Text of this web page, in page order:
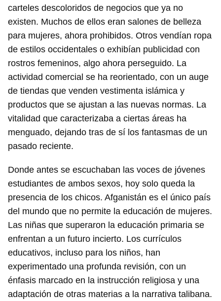
carteles descoloridos de negocios que ya no
existen. Muchos de ellos eran salones de belleza
para mujeres, ahora prohibidos. Otros vendían ropa
de estilos occidentales o exhibían publicidad con
rostros femeninos, algo ahora perseguido. La
actividad comercial se ha reorientado, con un auge
de tiendas que venden vestimenta islámica y
productos que se ajustan a las nuevas normas. La
vitalidad que caracterizaba a ciertas áreas ha
menguado, dejando tras de sí los fantasmas de un
pasado reciente.
Donde antes se escuchaban las voces de jóvenes
estudiantes de ambos sexos, hoy solo queda la
presencia de los chicos. Afganistán es el único país
del mundo que no permite la educación de mujeres.
Las niñas que superaron la educación primaria se
enfrentan a un futuro incierto. Los currículos
educativos, incluso para los niños, han
experimentado una profunda revisión, con un
énfasis marcado en la instrucción religiosa y una
adaptación de otras materias a la narrativa talibana.